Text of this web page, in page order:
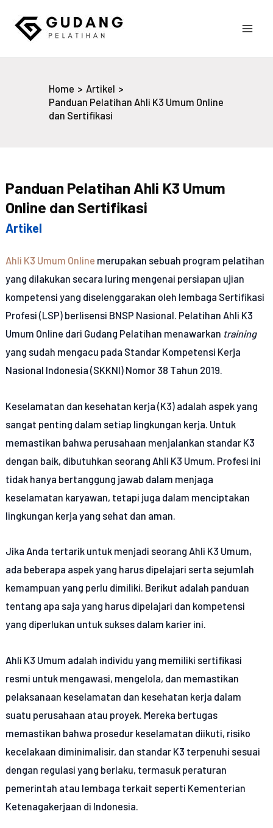
content
Home
Artikel
Panduan Pelatihan Ahli K3 Umum Online
dan Sertifikasi
Panduan Pelatihan Ahli K3 Umum
Online dan Sertifikasi
Artikel
Ahli K3 Umum Online merupakan sebuah program pelatihan
yang dilakukan secara luring mengenai persiapan ujian
kompetensi yang diselenggarakan oleh lembaga Sertifikasi
Profesi (LSP) berlisensi BNSP Nasional. Pelatihan Ahli K3
Umum Online dari Gudang Pelatihan menawarkan training
yang sudah mengacu pada Standar Kompetensi Kerja
Nasional Indonesia (SKKNI) Nomor 38 Tahun 2019.
Keselamatan dan kesehatan kerja (K3) adalah aspek yang
sangat penting dalam setiap lingkungan kerja. Untuk
memastikan bahwa perusahaan menjalankan standar K3
dengan baik, dibutuhkan seorang Ahli K3 Umum. Profesi ini
tidak hanya bertanggung jawab dalam menjaga
keselamatan karyawan, tetapi juga dalam menciptakan
lingkungan kerja yang sehat dan aman.
Jika Anda tertarik untuk menjadi seorang Ahli K3 Umum,
ada beberapa aspek yang harus dipelajari serta sejumlah
kemampuan yang perlu dimiliki. Berikut adalah panduan
tentang apa saja yang harus dipelajari dan kompetensi
yang diperlukan untuk sukses dalam karier ini.
Ahli K3 Umum adalah individu yang memiliki sertifikasi
resmi untuk mengawasi, mengelola, dan memastikan
pelaksanaan keselamatan dan kesehatan kerja dalam
suatu perusahaan atau proyek. Mereka bertugas
memastikan bahwa prosedur keselamatan diikuti, risiko
kecelakaan diminimalisir, dan standar K3 terpenuhi sesuai
dengan regulasi yang berlaku, termasuk peraturan
pemerintah atau lembaga terkait seperti Kementerian
Ketenagakerjaan di Indonesia.